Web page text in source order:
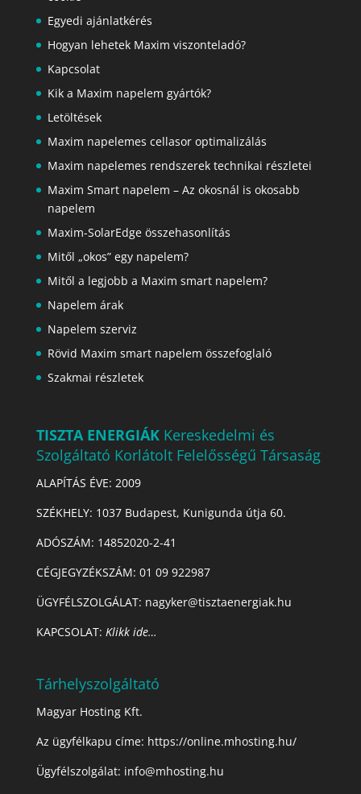
Egyedi ajánlatkérés
Hogyan lehetek Maxim viszonteladó?
Kapcsolat
Kik a Maxim napelem gyártók?
Letöltések
Maxim napelemes cellasor optimalizálás
Maxim napelemes rendszerek technikai részletei
Maxim Smart napelem – Az okosnál is okosabb
napelem
Maxim-SolarEdge összehasonlítás
Mitől „okos” egy napelem?
Mitől a legjobb a Maxim smart napelem?
Napelem árak
Napelem szerviz
Rövid Maxim smart napelem összefoglaló
Szakmai részletek
TISZTA ENERGIÁK Kereskedelmi és
Szolgáltató Korlátolt Felelősségű Társaság
ALAPÍTÁS ÉVE: 2009
SZÉKHELY: 1037 Budapest, Kunigunda útja 60.
ADÓSZÁM: 14852020-2-41
CÉGJEGYZÉKSZÁM: 01 09 922987
ÜGYFÉLSZOLGÁLAT: nagyker@tisztaenergiak.hu
KAPCSOLAT: Klikk ide…
Tárhelyszolgáltató
Magyar Hosting Kft.
Az ügyfélkapu címe: https://online.mhosting.hu/
Ügyfélszolgálat: info@mhosting.hu